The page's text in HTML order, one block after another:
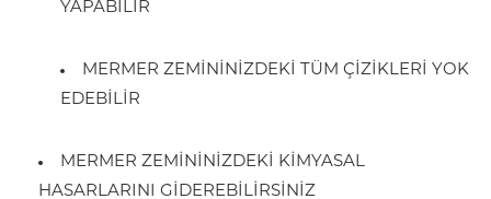
YAPABİLİR
MERMER ZEMİNİNİZDEKİ TÜM ÇİZİKLERİ YOK
EDEBİLİR
MERMER ZEMİNİNİZDEKİ KİMYASAL
HASARLARINI GİDEREBİLİRSİNİZ